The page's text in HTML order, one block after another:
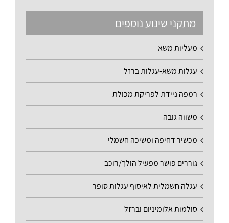
מתקני שינוע נוספים
מעליות משא
עגלות משא-עגלות ברזל
רמפה ניידת לפריקת מכולת
משווה גובה
מכשיר דחיפה ומשיכה חשמלי
גוררים פושר מפעיל הולך/רוכב
עגלה חשמלית לאיסוף עגלות סופר
סולמות אלומיניום וברזל